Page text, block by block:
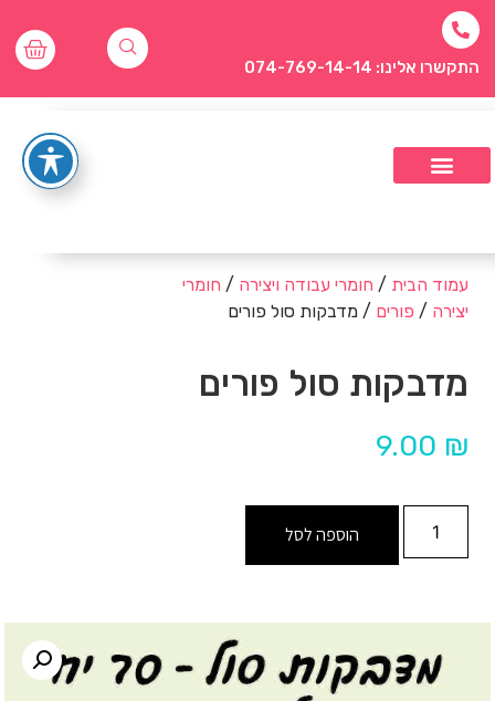
התקשרו אלינו: 074-769-14-14
עמוד הבית / חומרי עבודה ויצירה / חומרי
יצירה / פורים / מדבקות סול פורים
מדבקות סול פורים
9.00 ₪
הוספה לסל